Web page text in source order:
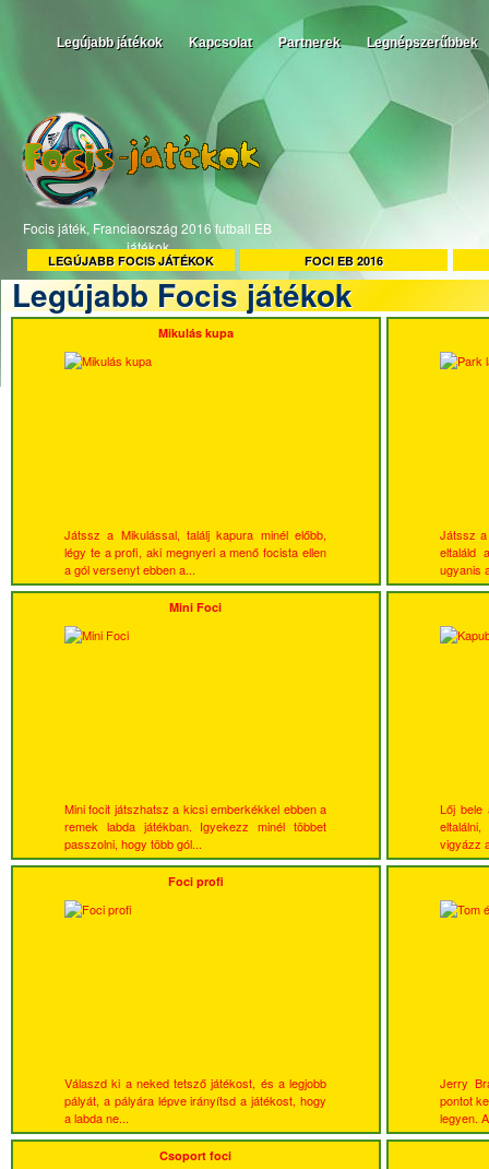
Legújabb játékok Kapcsolat Partnerek Legnépszerűbbek
Focis játék, Franciaország 2016 futball EB
játékok
LEGÚJABB FOCIS JÁTÉKOK FOCI EB 2016
Legújabb Focis játékok
Mikulás kupa
Játssz a Mikulással, találj kapura minél előbb,
légy te a profi, aki megnyeri a menő focista ellen
a gól versenyt ebben a...
Játssz
eltaláld
ugyanis
Mini Foci
Mini focit játszhatsz a kicsi emberkékkel ebben a
remek labda játékban. Igyekezz minél többet
passzolni, hogy több gól...
Lőj bele
vigyázz
Foci profi
Válaszd ki a neked tetsző játékost, és a legjobb
pályát, a pályára lépve irányítsd a játékost, hogy
a labda ne...
Jerry
pontot
legyen.
Csoport foci